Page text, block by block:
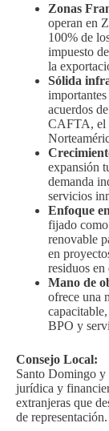
Zonas
operan en
100% de
impuesto
la
Sólida
acuerdos
CAFTA, el
expansión
demanda
servicios
Enfoque
fijado
renovable
en
residuos en
Mano de
ofrece una
BPO y
Consejo Local:
Santo Domingo y
jurídica y
extranjeras que
de representación.